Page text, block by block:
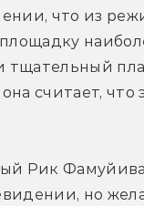
что из
тщательный
считает, что
Рик
но